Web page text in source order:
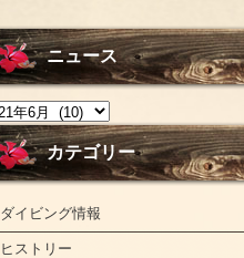
ニュース
カテゴリー
ダイビング情報
ヒストリー